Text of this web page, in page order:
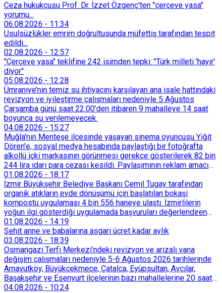
Ceza hukukçusu Prof. Dr. İzzet Özgenç'ten "çerçeve yasa"
yorumu...
06.08.2026 - 11:34
Usulsüzlükler emrim doğrultusunda müfettiş tarafından tespit
edildi...
02.08.2026 - 12:57
"Çerçeve yasa" teklifine 242 isimden tepki: "Türk milleti 'hayır'
diyor"
05.08.2026 - 12:28
Ümraniye’nin temiz su ihtiyacını karşılayan ana isale hattındaki
revizyon ve iyileştirme çalışmaları nedeniyle 5 Ağustos
Çarşamba günü saat 22.00’den itibaren 9 mahalleye 14 saat
boyunca su verilemeyecek.
04.08.2026 - 15:27
Muğla'nın Menteşe ilçesinde yaşayan sinema oyuncusu Yiğit
Dören'e, sosyal medya hesabında paylaştığı bir fotoğrafta
alkollü içki markasının görünmesi gerekçe gösterilerek 82 bin
244 lira idari para cezası kesildi. Paylaşımının reklam amacı
taşımadığını savunan Dören, cezanın iptali için yargıya
başvurdu.
01.08.2026 - 18:17
İzmir Büyükşehir Belediye Başkanı Cemil Tugay tarafından
organik atıkların evde dönüşümü için başlatılan bokaşi
kompostu uygulaması 4 bin 556 haneye ulaştı. İzmirlilerin
yoğun ilgi gösterdiği uygulamada başvuruları değerlendiren
Tarımsal Hizmetler Dairesi Başkanlığı, farklı ilçelerde toplam
128 bokaşi kompost eğitimi düzenleyerek İzmirlileri
sürdürülebilir atık yönetimi sistemine dahil etti.
01.08.2026 - 14:19
Şehit anne ve babalarına asgari ücret kadar aylık
03.08.2026 - 18:39
Osmangazi Terfi Merkezi’ndeki revizyon ve arızalı vana
değişim çalışmaları nedeniyle 5-6 Ağustos 2026 tarihlerinde
Arnavutköy, Büyükçekmece, Çatalca, Eyüpsultan, Avcılar,
Başakşehir ve Esenyurt ilçelerinin bazı mahallelerine 20 saat
süreyle su verilemeyecek.
04.08.2026 - 10:24